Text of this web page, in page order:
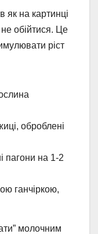
як на картинці
обійтися. Це
ріст
оброблені
пагони на 1-2
ганчіркою,
молочним